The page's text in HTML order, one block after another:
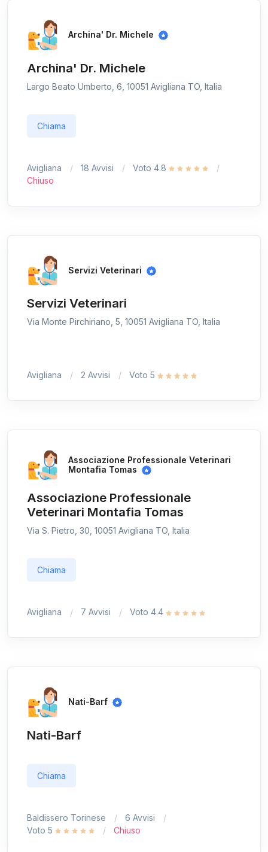
Archina' Dr. Michele
Archina' Dr. Michele
Largo Beato Umberto, 6, 10051 Avigliana TO, Italia
Chiama
Avigliana 18 Avvisi
Voto 4.8
Chiuso
Servizi Veterinari
Servizi Veterinari
Via Monte Pirchiriano, 5, 10051 Avigliana TO, Italia
Avigliana 2 Avvisi Voto 5
Associazione Professionale Veterinari
Montafia Tomas
Associazione Professionale
Veterinari Montafia Tomas
Via S. Pietro, 30, 10051 Avigliana TO, Italia
Chiama
Avigliana 7 Avvisi Voto 4.4
Nati-Barf
Nati-Barf
Chiama
Baldissero Torinese
6 Avvisi
Voto 5
Chiuso